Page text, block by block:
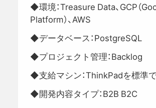
◆環境：Treasure Data、GCP（
Platform）、AWS
◆データベース：PostgreSQL
◆プロジェクト管理：Backlog
◆支給マシン：ThinkPadを標準
◆開発内容タイプ：B2B B2C